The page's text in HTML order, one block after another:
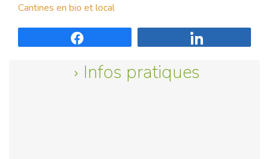
Cantines en bio et local
Infos pratiques